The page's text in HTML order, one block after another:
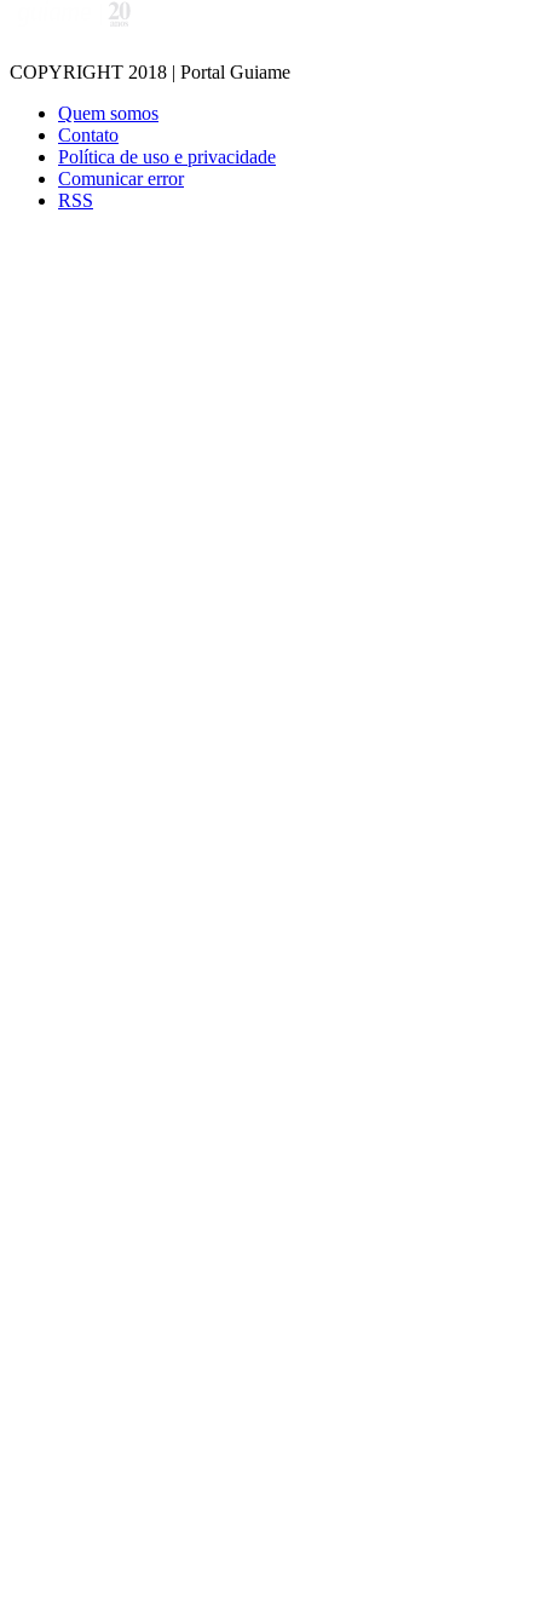
COPYRIGHT 2018 | Portal Guiame
Quem somos
Contato
Política de uso e privacidade
Comunicar error
RSS